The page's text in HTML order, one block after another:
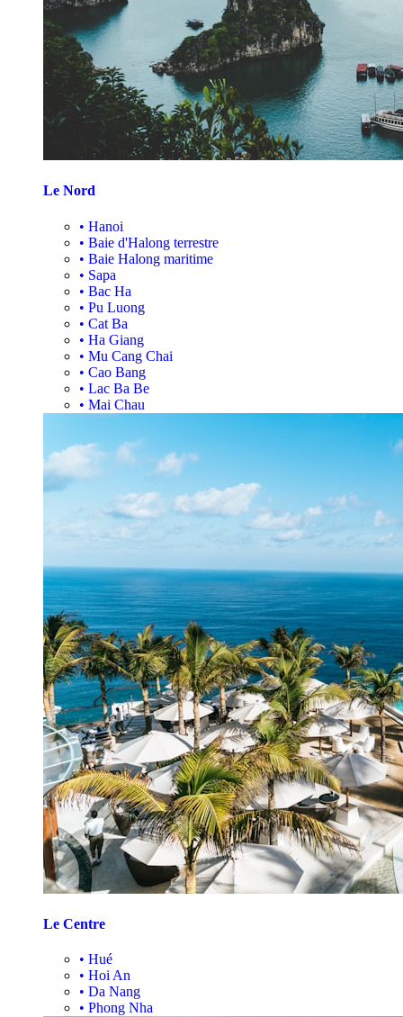
Le Nord
• Hanoi
• Baie d'Halong terrestre
• Baie Halong maritime
• Sapa
• Bac Ha
• Pu Luong
• Cat Ba
• Ha Giang
• Mu Cang Chai
• Cao Bang
• Lac Ba Be
• Mai Chau
Le Centre
• Hué
• Hoi An
• Da Nang
• Phong Nha